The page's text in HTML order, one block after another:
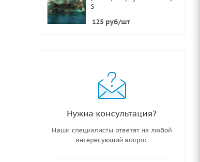
S
125 руб/шт
Нужна консультация?
Наши специалисты ответят на любой
интересующий вопрос